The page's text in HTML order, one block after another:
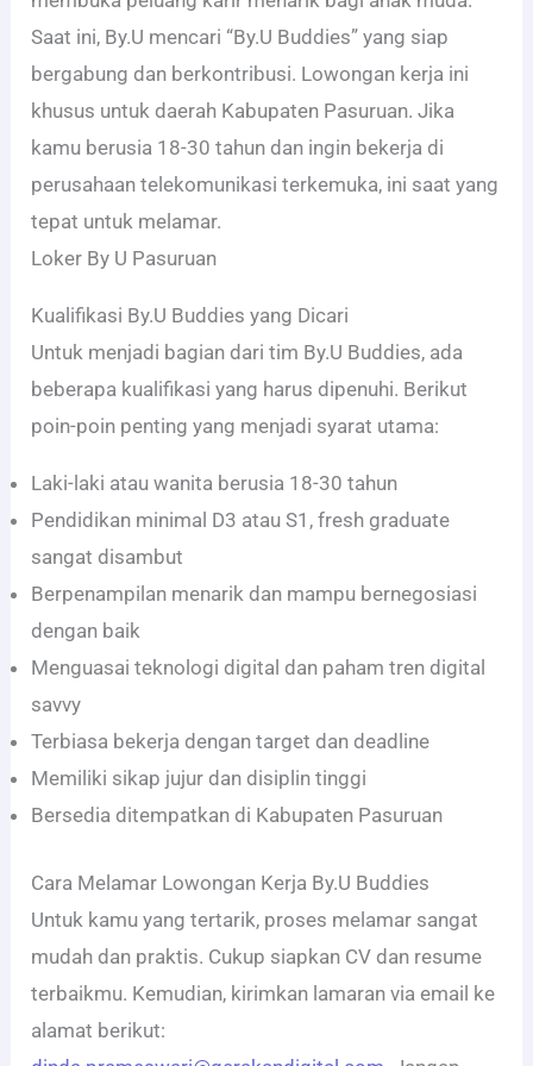
Saat ini, By.U mencari “By.U Buddies” yang siap
bergabung dan berkontribusi. Lowongan kerja ini
khusus untuk daerah Kabupaten Pasuruan. Jika
kamu berusia 18-30 tahun dan ingin bekerja di
perusahaan telekomunikasi terkemuka, ini saat yang
tepat untuk melamar.
Loker By U Pasuruan
Kualifikasi By.U Buddies yang Dicari
Untuk menjadi bagian dari tim By.U Buddies, ada
beberapa kualifikasi yang harus dipenuhi. Berikut
poin-poin penting yang menjadi syarat utama:
Laki-laki atau wanita berusia 18-30 tahun
Pendidikan minimal D3 atau S1, fresh graduate
sangat disambut
Berpenampilan menarik dan mampu bernegosiasi
dengan baik
Menguasai teknologi digital dan paham tren digital
savvy
Terbiasa bekerja dengan target dan deadline
Memiliki sikap jujur dan disiplin tinggi
Bersedia ditempatkan di Kabupaten Pasuruan
Cara Melamar Lowongan Kerja By.U Buddies
Untuk kamu yang tertarik, proses melamar sangat
mudah dan praktis. Cukup siapkan CV dan resume
terbaikmu. Kemudian, kirimkan lamaran via email ke
alamat berikut: